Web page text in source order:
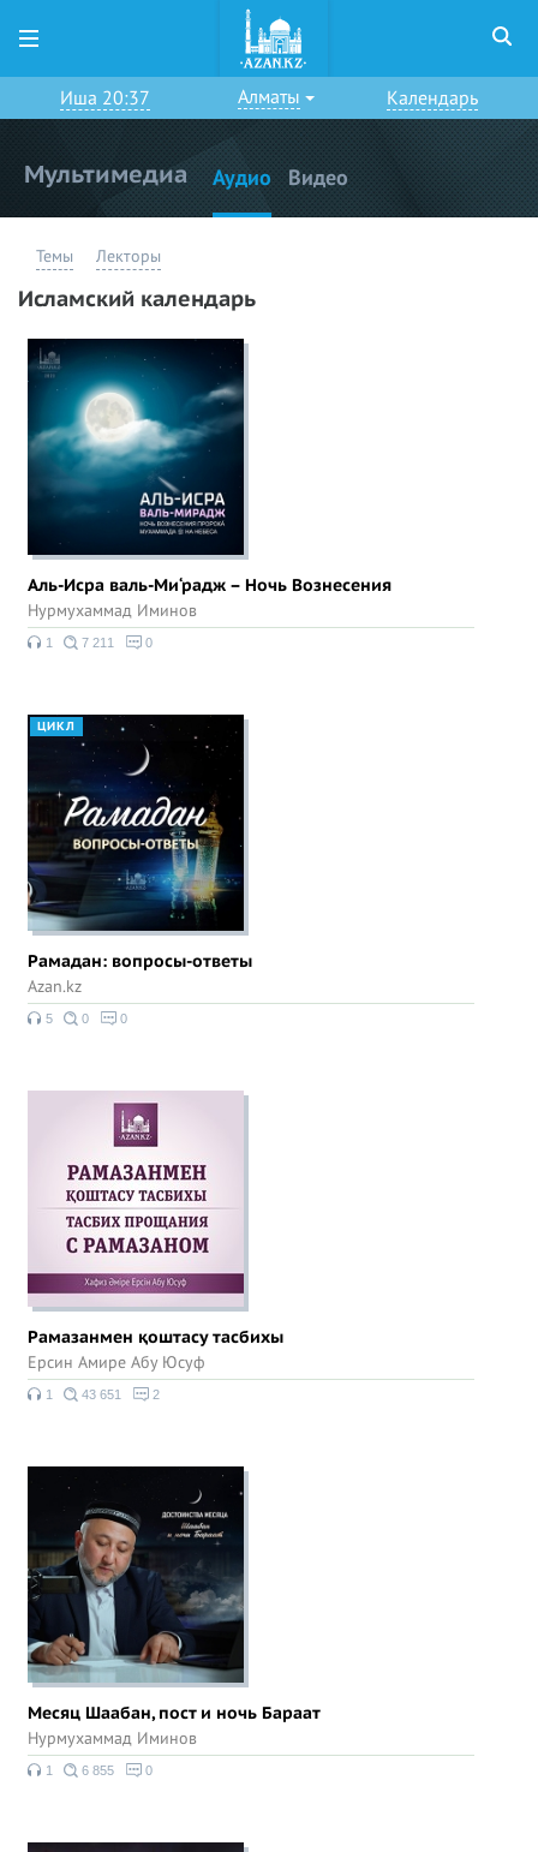
Иша 20:37 Алматы Календарь
Мультимедиа Аудио Видео
Темы Лекторы
Исламский календарь
Аль-Исра валь-Ми‘радж – Ночь Вознесения
Нурмухаммад Иминов
1 7 211 0
ЦИКЛ
Рамадан: вопросы-ответы
Azan.kz
5 0 0
Рамазанмен қоштасу тасбихы
Ерсин Амире Абу Юсуф
1 43 651 2
Месяц Шаабан, пост и ночь Бараат
Нурмухаммад Иминов
1 6 855 0